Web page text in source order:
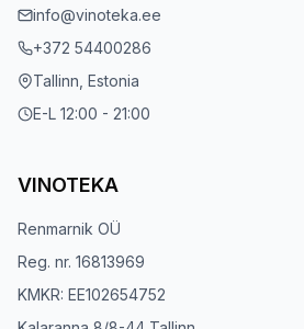
info@vinoteka.ee
+372 54400286
Tallinn, Estonia
E-L 12:00 - 21:00
VINOTEKA
Renmarnik OÜ
Reg. nr. 16813969
KMKR: EE102654752